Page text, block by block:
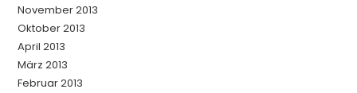
November 2013
Oktober 2013
April 2013
März 2013
Februar 2013